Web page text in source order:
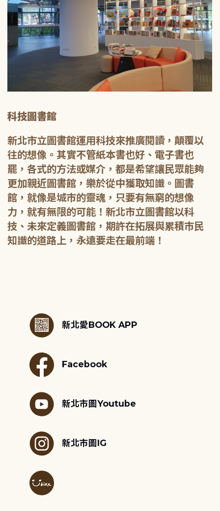
科技圖書館
新北市立圖書館運用科技來推廣閱讀，顛覆以
往的想像。其實不管紙本書也好、電子書也
罷，各式的方法或媒介，都是希望讓民眾能夠
更加親近圖書館，樂於從中獲取知識。圖書
館，就像是城市的靈魂，只要有無窮的想像
力，就有無限的可能！新北市立圖書館以科
技、未來定義圖書館，期許在拓展與累積市民
知識的道路上，永遠要走在最前端！
新北愛BOOK APP
Facebook
新北市圖Youtube
新北市圖IG